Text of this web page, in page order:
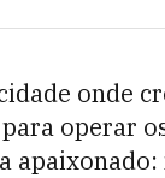
onde
operar